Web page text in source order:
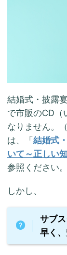
結婚式・披露
で市販のCD（
なりません。
は、「 結婚式
いて～正しい
参照ください。
しかし、
サブ
早く